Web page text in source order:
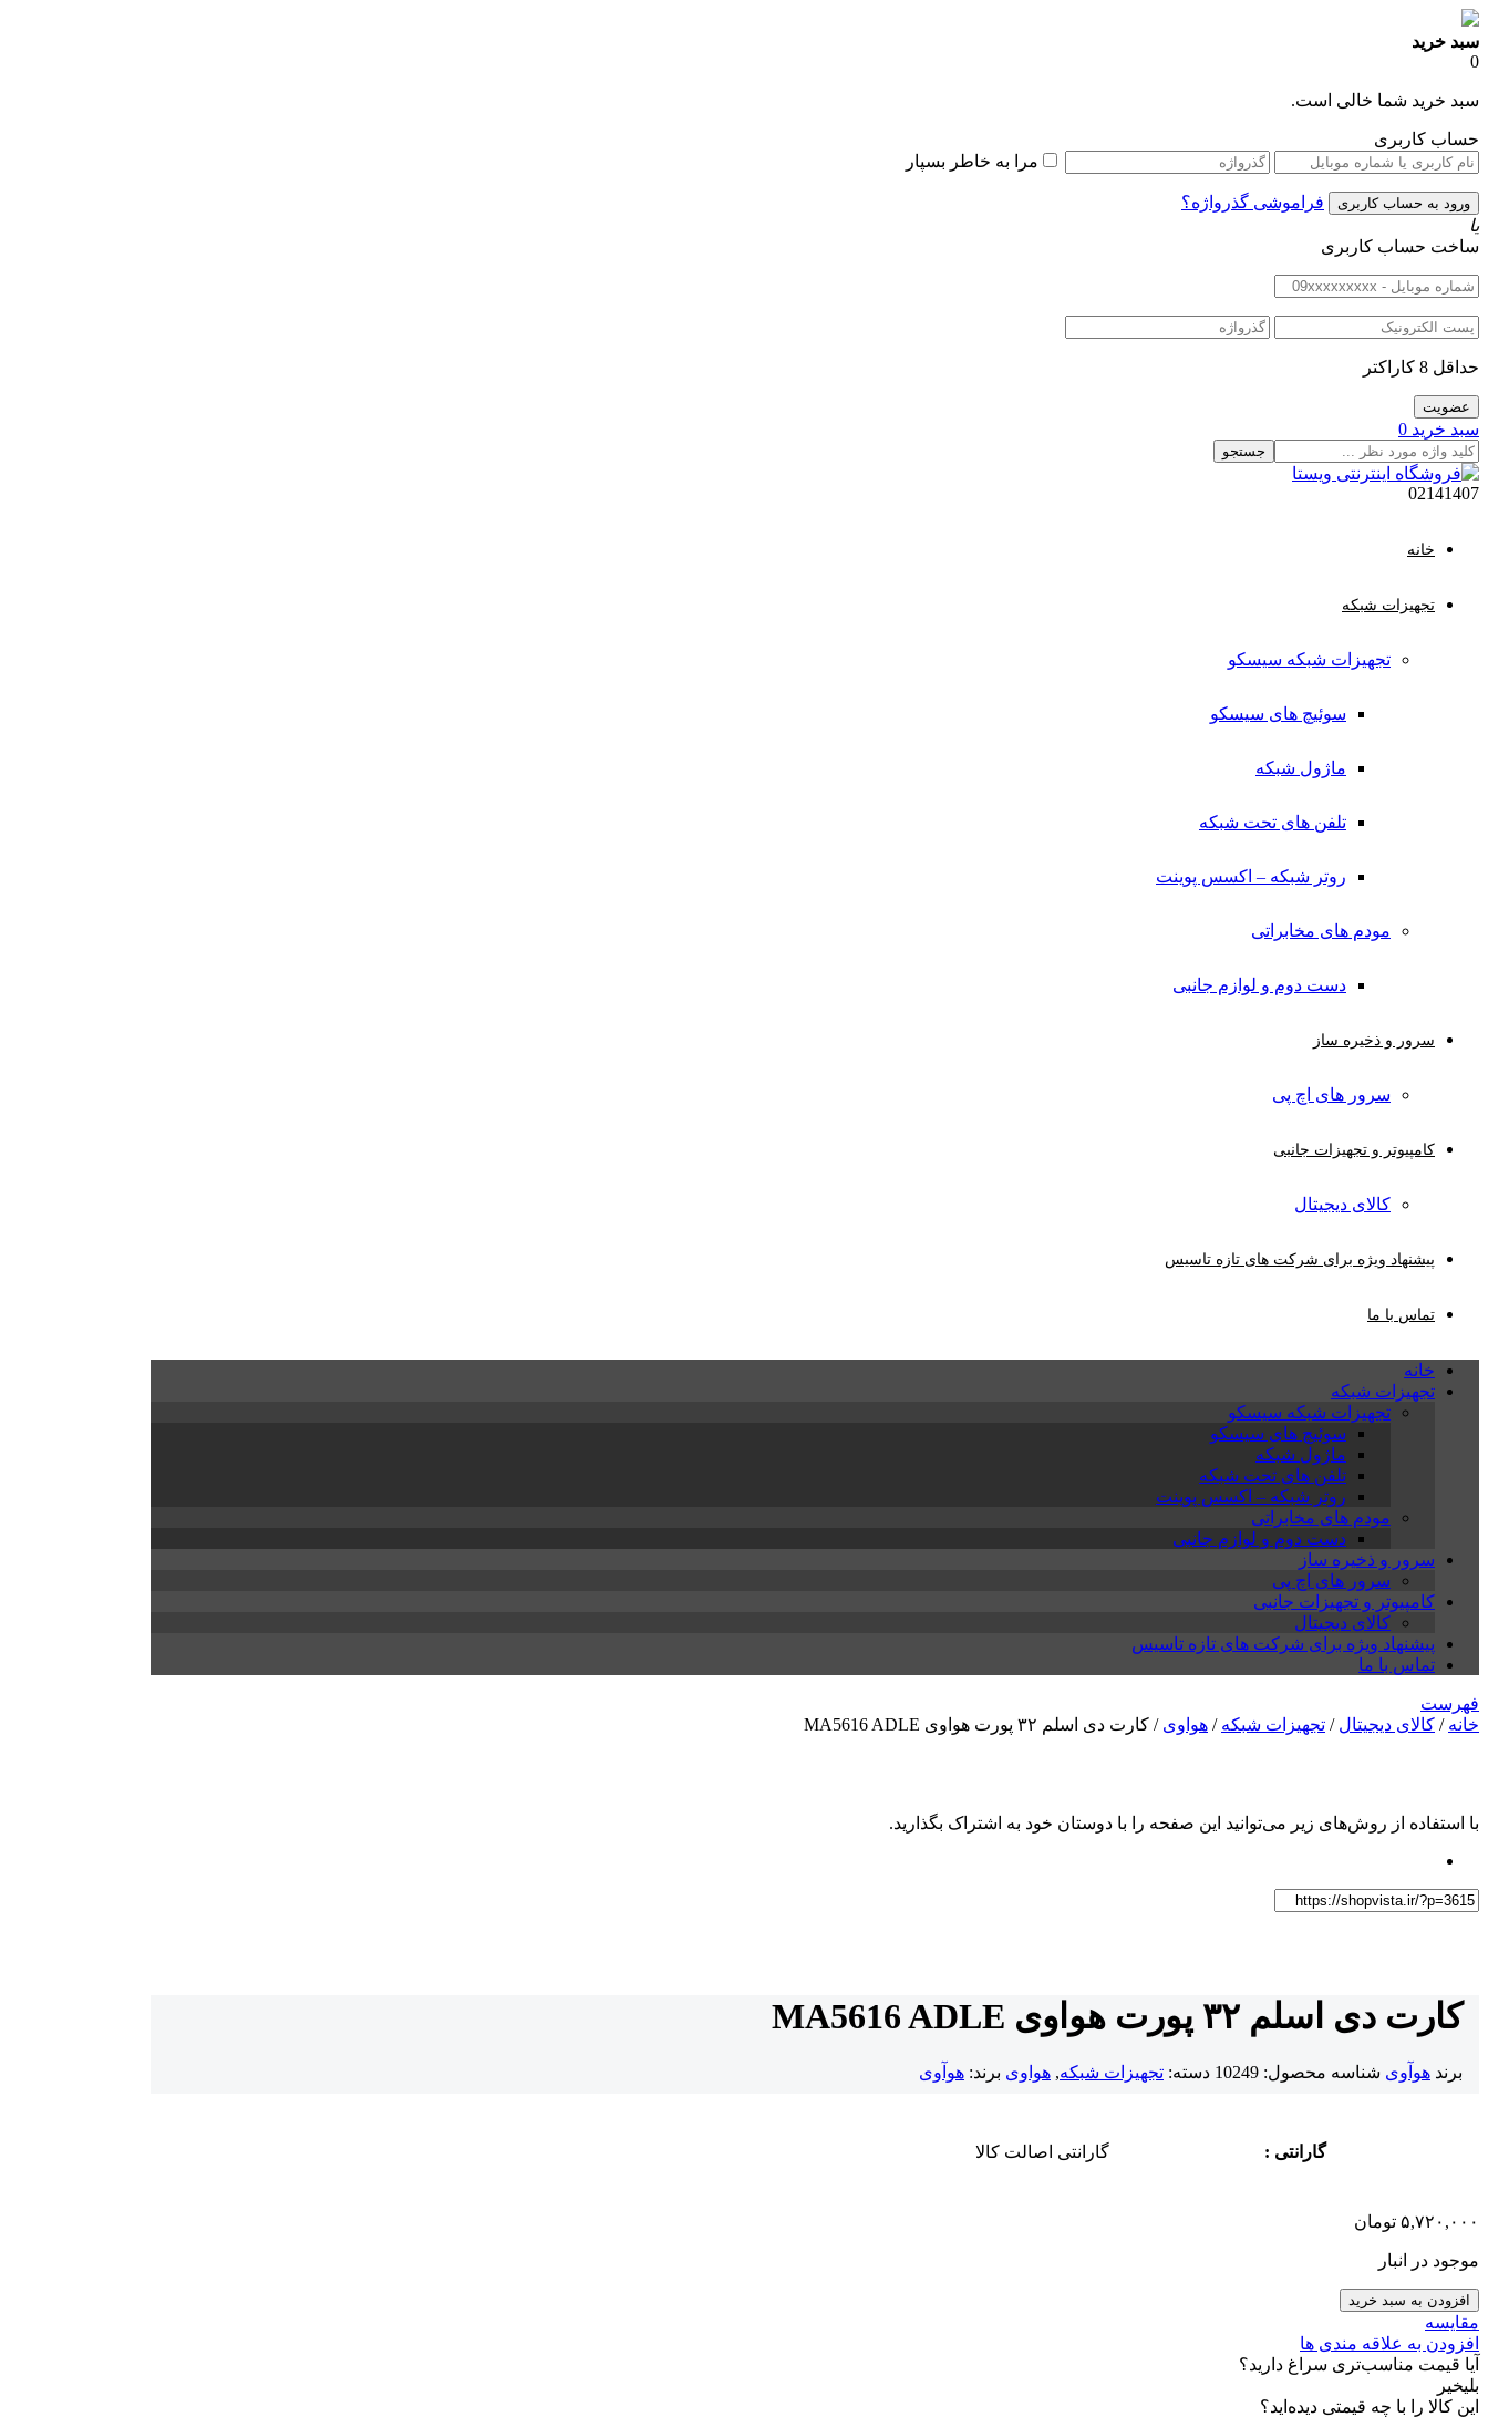
سبد خرید
0
سبد خرید شما خالی است.
حساب کاربری
مرا به خاطر بسپار
فراموشی گذرواژه؟
یا
ساخت حساب کاربری
حداقل 8 کاراکتر
سبد خرید 0
جستجو
02141407
خانه
تجهیزات شبکه
تجهیزات شبکه سیسکو
سوئیچ های سیسکو
ماژول شبکه
تلفن های تحت شبکه
روتر شبکه – اکسس پوینت
مودم های مخابراتی
دست دوم و لوازم جانبی
سرور و ذخیره ساز
سرور های اچ پی
کامپیوتر و تجهیزات جانبی
کالای دیجیتال
پیشنهاد ویژه برای شرکت های تازه تاسیس
تماس با ما
خانه
تجهیزات شبکه
تجهیزات شبکه سیسکو
سوئیچ های سیسکو
ماژول شبکه
تلفن های تحت شبکه
روتر شبکه – اکسس پوینت
مودم های مخابراتی
دست دوم و لوازم جانبی
سرور و ذخیره ساز
سرور های اچ پی
کامپیوتر و تجهیزات جانبی
کالای دیجیتال
پیشنهاد ویژه برای شرکت های تازه تاسیس
تماس با ما
فهرست
خانه / کالای دیجیتال / تجهیزات شبکه / هواوی / کارت دی اسلم ۳۲ پورت هواوی MA5616 ADLE
با استفاده از روش‌های زیر می‌توانید این صفحه را با دوستان خود به اشتراک بگذارید.
کارت دی اسلم ۳۲ پورت هواوی MA5616 ADLE
برند هوآوی شناسه محصول: 10249 دسته: تجهیزات شبکه, هواوی برند: هوآوی
گارانتی : گارانتی اصالت کالا
۵,۷۲۰,۰۰۰ تومان
موجود در انبار
افزودن به سبد خرید
مقایسه
افزودن به علاقه مندی ها
آیا قیمت مناسب‌تری سراغ دارید؟
بلیخیر
این کالا را با چه قیمتی دیده‌اید؟